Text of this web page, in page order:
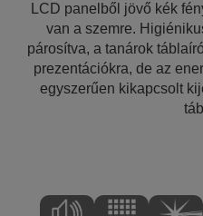
LCD panelből jövő kék
van a szemre.
párosítva, a tanárok
prezentációkra, de az
egyszerűen kikapcsolt